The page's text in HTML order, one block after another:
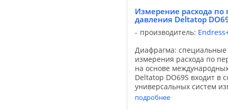
Измерение расхода по
давления Deltatop
производитель:
Диафрагма:
измерения расхода по
на основе
Deltatop DO69S входит в
универсальных систем
по перепаду давления. С
соплами, плоскими ...
подробнее